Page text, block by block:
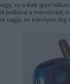
ez a kvíz igazi
próbára a
tagja, ez könnyen fog